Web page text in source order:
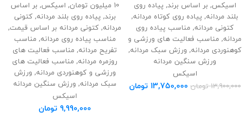
اسیکس, بر اساس برند, پیاده روی
بلند مردانه, پیاده روی کوتاه مردانه,
کتونی مردانه, مناسب پیاده روی
مردانه, مناسب فعالیت های ورزشی و
کوهنوردی مردانه, ورزش سبک مردانه,
ورزش سنگین مردانه
اسیکس
13,900,000 تومان 13,750,000 تومان
10 میلیون تومان , اسیکس, بر اساس
برند, پیاده روی بلند مردانه,کتونی
مردانه, کتونی مردانه بر اساس قیمت,
مناسب پیاده روی مردانه, مناسب
تفریح مردانه, مناسب فعالیت های
روزمره مردانه, مناسب فعالیت های
ورزشی و کوهنوردی مردانه, ورزش
سبک مردانه, ورزش سنگین مردانه
اسیکس
9,990,000 تومان